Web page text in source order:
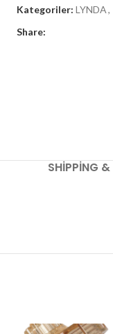
Kategoriler: LYNDA,
Share:
SHIPPING &